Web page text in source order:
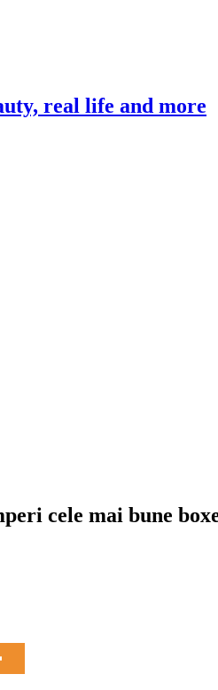
real life and more
cele mai bune